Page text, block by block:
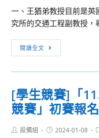
一、王猶弟教授目前是
究所的交通工程副教授，
閱讀全文
師
增
年
1
6
[學生競賽]「
競賽」初賽報名
Post設備組
Post2024-01-08